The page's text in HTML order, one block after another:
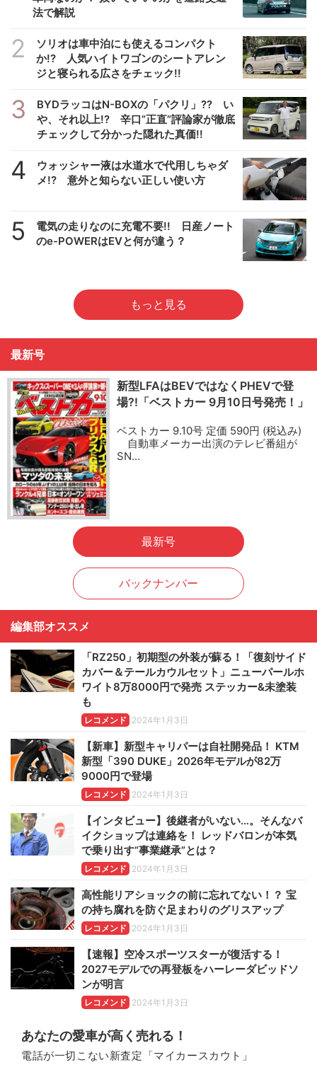
法で解説
2
ソリオは車中泊にも使えるコンパクト
か!? 人気ハイトワゴンのシートアレン
ジと寝られる広さをチェック!!
3
BYDラッコはN-BOXの「パクリ」?? い
や、それ以上!? 辛口”正直”評論家が徹底
チェックして分かった隠れた真価!!
4
ウォッシャー液は水道水で代用しちゃダ
メ!? 意外と知らない正しい使い方
5
電気の走りなのに充電不要!! 日産ノート
のe-POWERはEVと何が違う？
もっと見る
最新号
新型LFAはBEVではなくPHEVで登
場?!「ベストカー 9月10日号発売！」
ベストカー 9.10号 定価 590円 (税込み)
自動車メーカー出演のテレビ番組が
SN…
最新号
バックナンバー
編集部オススメ
「RZ250」初期型の外装が蘇る！「復刻サイド
カバー＆テールカウルセット」ニューパールホ
ワイト8万8000円で発売 ステッカー&未塗装
も
レコメンド 2024年1月3日
【新車】新型キャリパーは自社開発品！ KTM
新型「390 DUKE」2026年モデルが82万
9000円で登場
レコメンド 2024年1月3日
【インタビュー】後継者がいない…。そんなバ
イクショップは連絡を！ レッドバロンが本気
で乗り出す“事業継承”とは？
レコメンド 2024年1月3日
高性能リアショックの前に忘れてない！？ 宝
の持ち腐れを防ぐ足まわりのグリスアップ
レコメンド 2024年1月3日
【速報】空冷スポーツスターが復活する！
2027モデルでの再登板をハーレーダビッドソ
ンが明言
レコメンド 2024年1月3日
あなたの愛車が高く売れる！
電話が一切こない新査定「マイカースカウト」